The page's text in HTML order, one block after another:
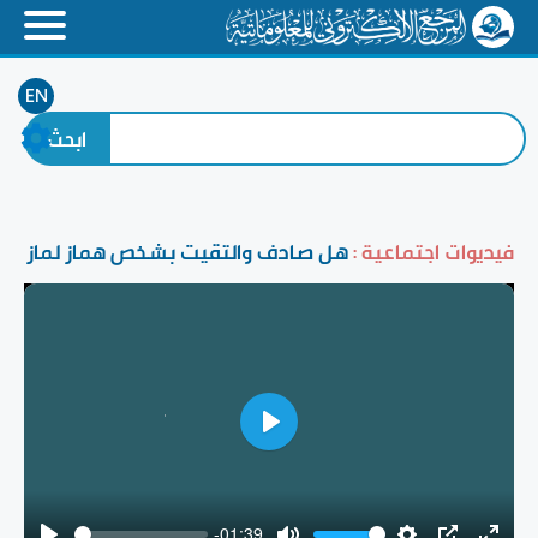
EN
فيديوات اجتماعية :هل صادف والتقيت بشخص هماز لماز
-01:39
Play